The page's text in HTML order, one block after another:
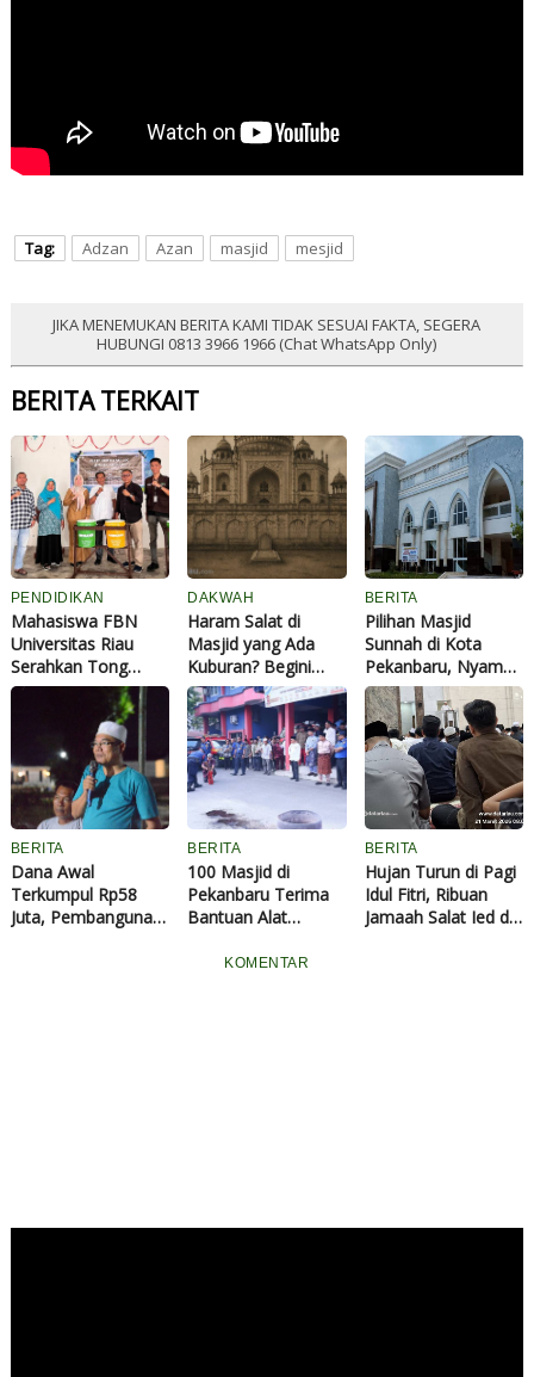
Tag: Adzan Azan masjid mesjid
JIKA MENEMUKAN BERITA KAMI TIDAK SESUAI FAKTA, SEGERA
HUBUNGI 0813 3966 1966 (Chat WhatsApp Only)
BERITA TERKAIT
PENDIDIKAN
Mahasiswa FBN
Universitas Riau
Serahkan Tong
Sampah untuk
Masjid di Kelurahan
Wonorejo, Dorong
Budaya Pilah
Sampah
DAKWAH
Haram Salat di
Masjid yang Ada
Kuburan? Begini
Penjelasan
Lengkapnya Sesuai
Dalil Shahih
BERITA
Pilihan Masjid
Sunnah di Kota
Pekanbaru, Nyaman
untuk Beribadah
dan Menuntut Ilmu
BERITA
Dana Awal
Terkumpul Rp58
Juta, Pembangunan
BERITA
100 Masjid di
Pekanbaru Terima
Bantuan Alat
Konsulat Malaysia
BERITA
Hujan Turun di Pagi
Idul Fitri, Ribuan
Jamaah Salat Ied di
KOMENTAR